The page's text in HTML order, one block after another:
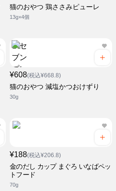
猫のおやつ 鶏ささみピューレ
13g×4個
¥608(税込¥668.8)
猫のおやつ 減塩かつおけずり
30g
¥188(税込¥206.8)
金のだし カップ まぐろ いなばペッ
トフード
70g